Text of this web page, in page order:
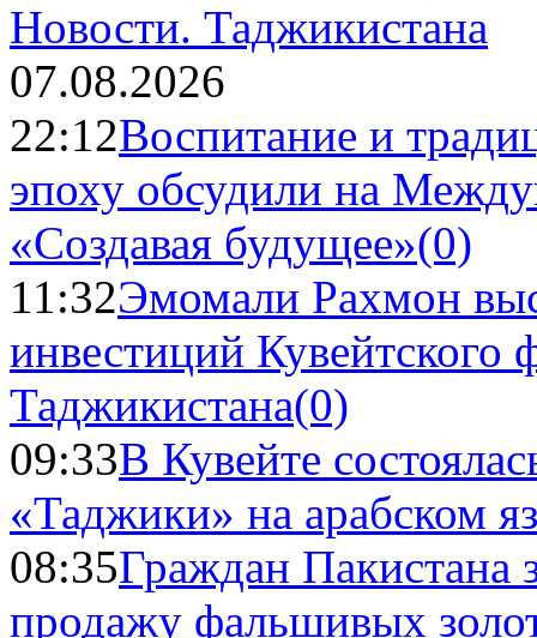
Новости. Таджикистана
07.08.2026
22:12Воспитание и
эпоху обсудили на
«Создавая будущее»(0)
11:32Эмомали Рахмон
инвестиций Кувейтского
Таджикистана(0)
09:33В Кувейте
«Таджики» на арабском
08:35Граждан Пакистана
продажу фальшивых